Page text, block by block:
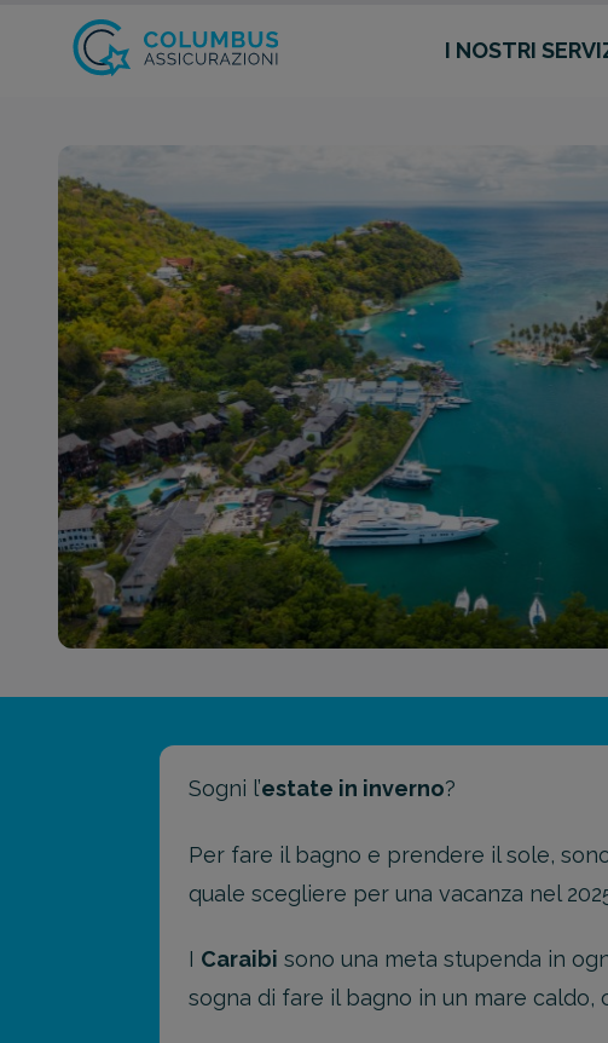
I NOSTRI
Sogni l’estate in inverno?
Per fare il bagno e prendere il sole,
quale scegliere per una vacanza nel
I Caraibi sono una meta stupenda in
sogna di fare il bagno in un mare caldo,